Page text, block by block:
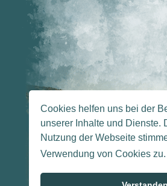
Cookies helfen uns bei der
unserer Inhalte und Dienste.
Nutzung der Webseite
Verwendung von Cookies zu.